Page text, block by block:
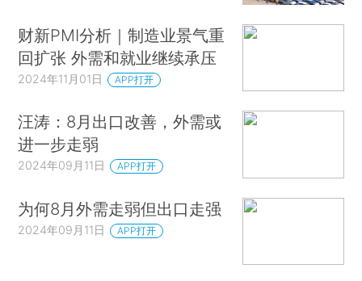
财新PMI分析｜制造业景气重
回扩张 外需和就业继续承压
2024年11月01日 APP打开
汪涛：8月出口改善，外需或
进一步走弱
2024年09月11日 APP打开
为何8月外需走弱但出口走强
2024年09月11日 APP打开